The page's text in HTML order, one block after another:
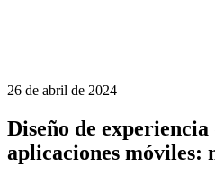
26 de abril de 2024
Diseño de
aplicaciones móviles: